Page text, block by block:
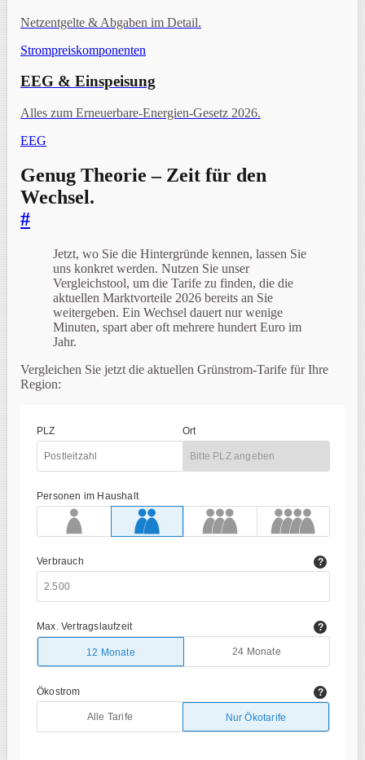
Netzentgelte & Abgaben im Detail.
Strompreiskomponenten
EEG & Einspeisung
Alles zum Erneuerbare-Energien-Gesetz 2026.
EEG
Genug Theorie – Zeit für den
Wechsel.
#
Jetzt, wo Sie die Hintergründe kennen, lassen Sie
uns konkret werden. Nutzen Sie unser
Vergleichstool, um die Tarife zu finden, die die
aktuellen Marktvorteile 2026 bereits an Sie
weitergeben. Ein Wechsel dauert nur wenige
Minuten, spart aber oft mehrere hundert Euro im
Jahr.
Vergleichen Sie jetzt die aktuellen Grünstrom-Tarife für Ihre
Region: